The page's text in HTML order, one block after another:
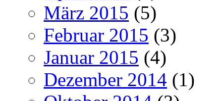
März 2015 (5)
Februar 2015 (3)
Januar 2015 (4)
Dezember 2014 (1)